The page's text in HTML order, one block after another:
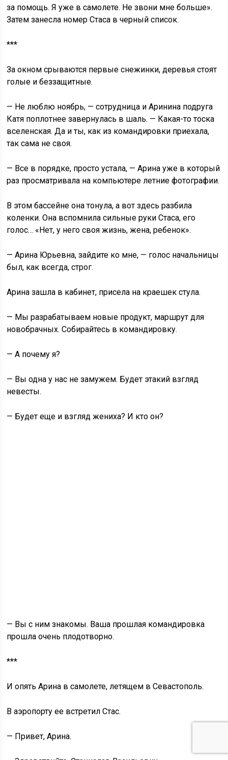
за помощь. Я уже в самолете. Не звони мне больше».
Затем занесла номер Стаса в черный список.
***
За окном срываются первые снежинки, деревья стоят
голые и беззащитные.
— Не люблю ноябрь, — сотрудница и Аринина подруга
Катя поплотнее завернулась в шаль. — Какая-то тоска
вселенская. Да и ты, как из командировки приехала,
так сама не своя.
— Все в порядке, просто устала, — Арина уже в который
раз просматривала на компьютере летние фотографии.
В этом бассейне она тонула, а вот здесь разбила
коленки. Она вспомнила сильные руки Стаса, его
голос… «Нет, у него своя жизнь, жена, ребенок».
— Арина Юрьевна, зайдите ко мне, — голос начальницы
был, как всегда, строг.
Арина зашла в кабинет, присела на краешек стула.
— Мы разрабатываем новые продукт, маршрут для
новобрачных. Собирайтесь в командировку.
— А почему я?
— Вы одна у нас не замужем. Будет этакий взгляд
невесты.
— Будет еще и взгляд жениха? И кто он?
— Вы с ним знакомы. Ваша прошлая командировка
прошла очень плодотворно.
***
И опять Арина в самолете, летящем в Севастополь.
В аэропорту ее встретил Стас.
— Привет, Арина.